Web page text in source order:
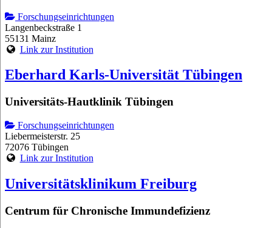
Forschungseinrichtungen
Langenbeckstraße 1
55131 Mainz
Link zur Institution
Eberhard Karls-Universität Tübingen
Universitäts-Hautklinik Tübingen
Forschungseinrichtungen
Liebermeisterstr. 25
72076 Tübingen
Link zur Institution
Universitätsklinikum Freiburg
Centrum für Chronische Immundefizienz